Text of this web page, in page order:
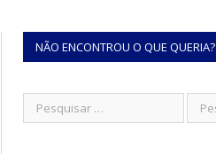
NÃO ENCONTROU O QUE QUERIA?